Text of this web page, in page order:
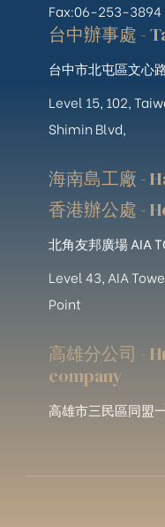
Fax:06-253-3894
台中辦事處 -
台中市北屯區文心
Level 15, 102,
Shimin Blvd,
海南島工廠 -
香港辦公處 -
北角友邦廣場 AIA
Level 43, AIA
Point
高雄分公司 -
company
高雄市三民區同盟